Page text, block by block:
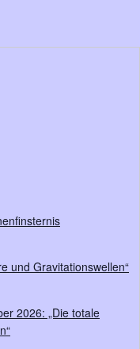
und Gravitationswellen“
2026: „Die totale